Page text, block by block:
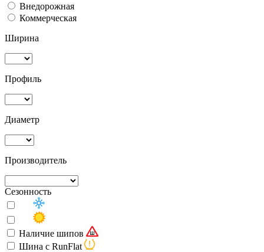
Внедорожная
Коммерческая
Ширина
Профиль
Диаметр
Производитель
Сезонность
Наличие шипов
Шина с RunFlat